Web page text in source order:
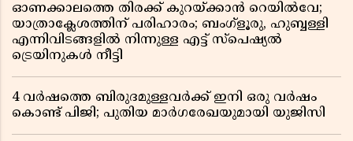
ഓണക്കാലത്തെ തിരക്ക് കുറയ്ക്കാൻ റെയിൽവേ;
യാത്രാക്ലേശത്തിന് പരിഹാരം; ബംഗ്ളൂരു, ഹുബ്ബള്ളി
എന്നിവിടങ്ങളിൽ നിന്നുള്ള എട്ട് സ്പെഷ്യൽ
ട്രെയിനുകൾ നീട്ടി
4 വർഷത്തെ ബിരുദമുള്ളവർക്ക് ഇനി ഒരു വർഷം
കൊണ്ട് പിജി; പുതിയ മാർഗരേഖയുമായി യുജിസി